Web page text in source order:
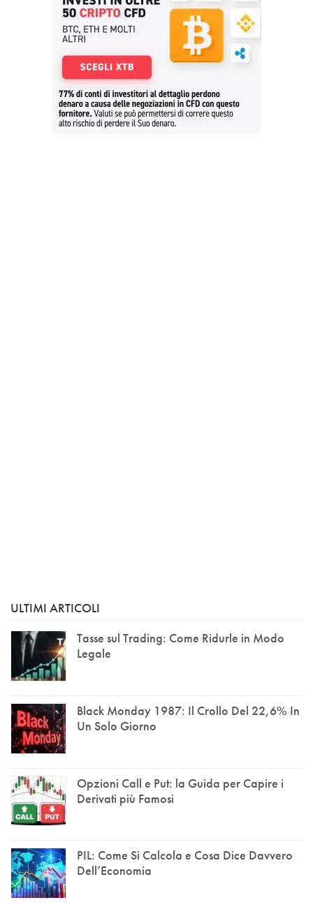
ULTIMI ARTICOLI
Tasse sul Trading: Come Ridurle in Modo
Legale
Black Monday 1987: Il Crollo Del 22,6% In
Un Solo Giorno
Opzioni Call e Put: la Guida per Capire i
Derivati più Famosi
PIL: Come Si Calcola e Cosa Dice Davvero
Dell’Economia